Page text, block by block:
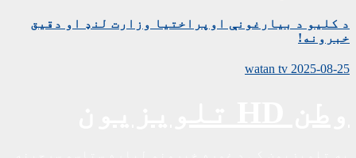
د کلیو د بیارغونې اوپراختیا وزارت لنډ او دقیق
خبرونه!
2025-08-25
watan tv